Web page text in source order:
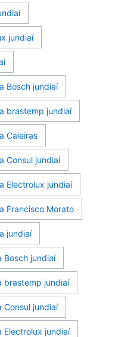
jundiaí
Bosch jundiaí
brastemp jundiaí
Caieiras
Consul jundiaí
Electrolux jundiaí
Francisco Morato
jundiaí
Bosch jundiaí
brastemp jundiaí
Consul jundiaí
Electrolux jundiaí